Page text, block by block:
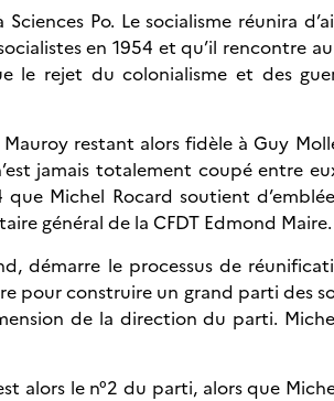
Po. Le socialisme réunira
en 1954 et qu’il rencontre
le rejet du colonialisme et des
restant alors fidèle à Guy
jamais totalement coupé entre
Michel Rocard soutient
général de la CFDT Edmond Maire.
démarre le processus de
pour construire un grand parti des
de la direction du parti.
alors le n°2 du parti, alors que